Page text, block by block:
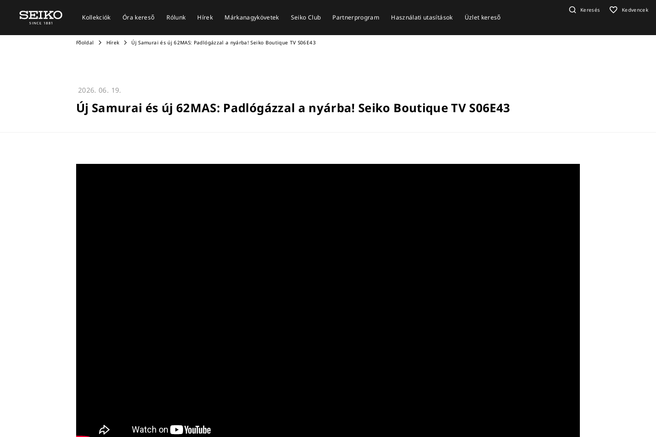
Kollekciók Óra kereső Rólunk Hírek Márkanagykövetek Seiko Club Partnerprogram Használati utasítások Üzlet kereső
Keresés Kedvencek
Főoldal Hírek Új Samurai és új 62MAS: Padlógázzal a nyárba! Seiko Boutique TV S06E43
2026. 06. 19.
Új Samurai és új 62MAS: Padlógázzal a nyárba! Seiko Boutique TV S06E43